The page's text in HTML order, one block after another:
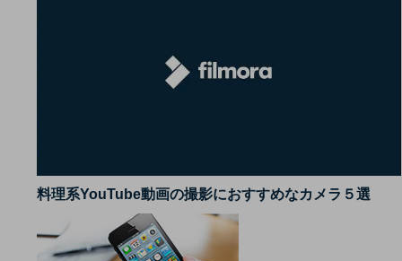
料理系YouTube動画の撮影におすすめなカメラ５選